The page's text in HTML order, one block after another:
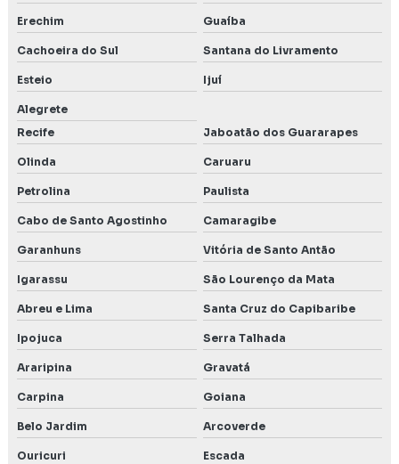
Erechim Guaíba
Cachoeira do Sul Santana do Livramento
Esteio Ijuí
Alegrete
Recife
Jaboatão dos Guararapes
Olinda Caruaru
Petrolina Paulista
Cabo de Santo Agostinho Camaragibe
Garanhuns Vitória de Santo Antão
Igarassu São Lourenço da Mata
Abreu e Lima Santa Cruz do Capibaribe
Ipojuca Serra Talhada
Araripina Gravatá
Carpina Goiana
Belo Jardim Arcoverde
Ouricuri Escada